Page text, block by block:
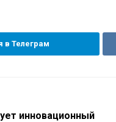
в Телеграм
инновационный